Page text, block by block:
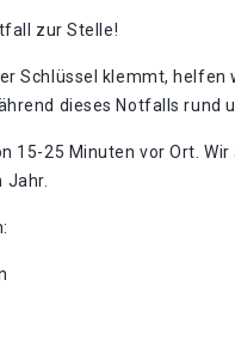
zur Stelle!
Schlüssel klemmt, helfen
dieses Notfalls rund
15-25 Minuten vor Ort. Wir
Jahr.